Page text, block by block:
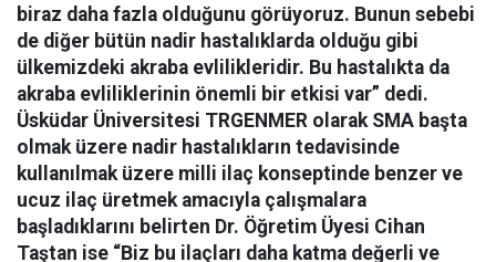
biraz daha fazla olduğunu görüyoruz. Bunun sebebi
de diğer bütün nadir hastalıklarda olduğu gibi
ülkemizdeki akraba evlilikleridir. Bu hastalıkta da
akraba evliliklerinin önemli bir etkisi var” dedi.
Üsküdar Üniversitesi TRGENMER olarak SMA başta
olmak üzere nadir hastalıkların tedavisinde
kullanılmak üzere milli ilaç konseptinde benzer ve
ucuz ilaç üretmek amacıyla çalışmalara
başladıklarını belirten Dr. Öğretim Üyesi Cihan
Taştan ise “Biz bu ilaçları daha katma değerli ve